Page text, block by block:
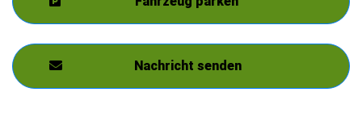
Nachricht senden